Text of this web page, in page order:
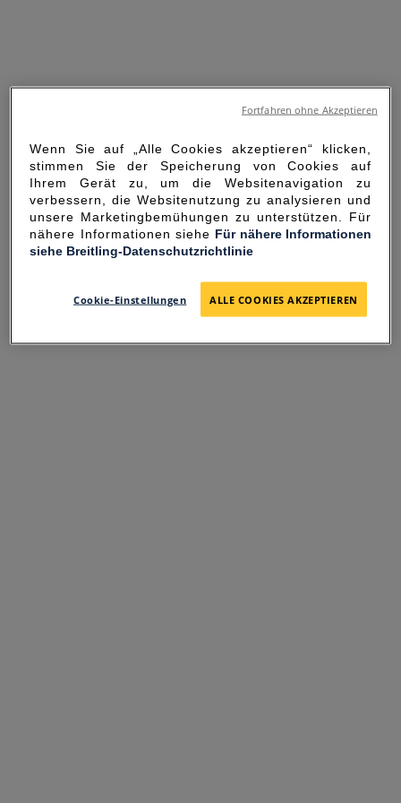
SORRY FOR THE
INCONVENIENCE
Wenn Sie auf „Alle Cookies akzeptieren“ klicken,
stimmen Sie der Speicherung von Cookies auf
Ihrem Gerät zu, um die Websitenavigation zu
verbessern, die Websitenutzung zu analysieren und
unsere Marketingbemühungen zu unterstützen. Für
nähere Informationen siehe Für nähere Informationen
siehe Breitling-Datenschutzrichtlinie
Cookie-Einstellungen ALLE COOKIES AKZEPTIEREN
Fortfahren ohne Akzeptieren